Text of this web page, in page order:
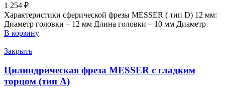
1 254 ₽
Характеристики сферической фрезы MESSER ( тип D) 12 мм:
Диаметр головки – 12 мм Длина головки – 10 мм Диаметр
В корзину
Закрыть
Цилиндрическая фреза MESSER с гладким
торцом (тип A)